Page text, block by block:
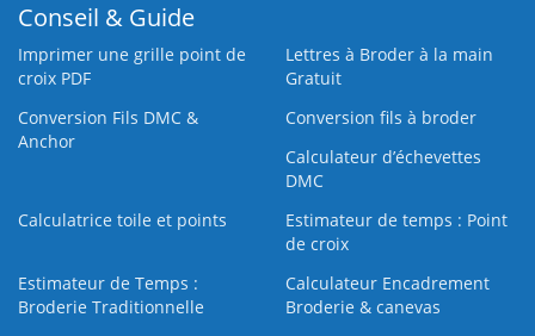
Conseil & Guide
Imprimer une grille point de
croix PDF
Lettres à Broder à la main
Gratuit
Conversion Fils DMC &
Anchor
Conversion fils à broder
Calculateur d’échevettes
DMC
Calculatrice toile et points
Estimateur de temps : Point
de croix
Estimateur de Temps :
Broderie Traditionnelle
Calculateur Encadrement
Broderie & canevas